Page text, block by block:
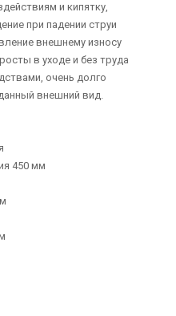
и кипятку,
при падении струи
внешнему износу
в уходе и без труда
очень долго
внешний вид.
450 мм